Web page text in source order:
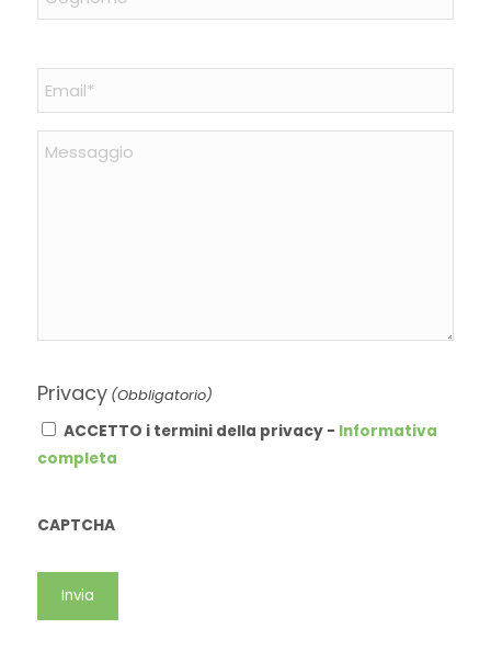
Messaggio
Privacy (Obbligatorio)
ACCETTO i termini della privacy - Informativa
completa
CAPTCHA